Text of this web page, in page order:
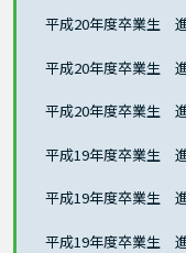
平成20年度卒業生
平成20年度卒業生
平成20年度卒業生
平成19年度卒業生
平成19年度卒業生
平成19年度卒業生